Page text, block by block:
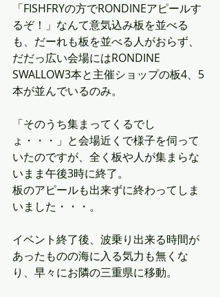
「FISHFRYの方でRONDINEアピールす
るぞ！」なんて意気込み板を並べる
も、だーれも板を並べる人がおらず、
だだっ広い会場にはRONDINE
SWALLOW3本と主催ショップの板4、5
本が並んでいるのみ。
「そのうち集まってくるでし
ょ・・・」と会場近くで様子を伺って
いたのですが、全く板や人が集まらな
いまま午後3時に終了。
板のアピールも出来ずに終わってしま
いました・・・。
イベント終了後、波乗り出来る時間が
あったものの海に入る気力も無くな
り、早々にお隣の三重県に移動。